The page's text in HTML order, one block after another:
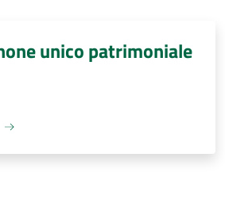
unico patrimoniale